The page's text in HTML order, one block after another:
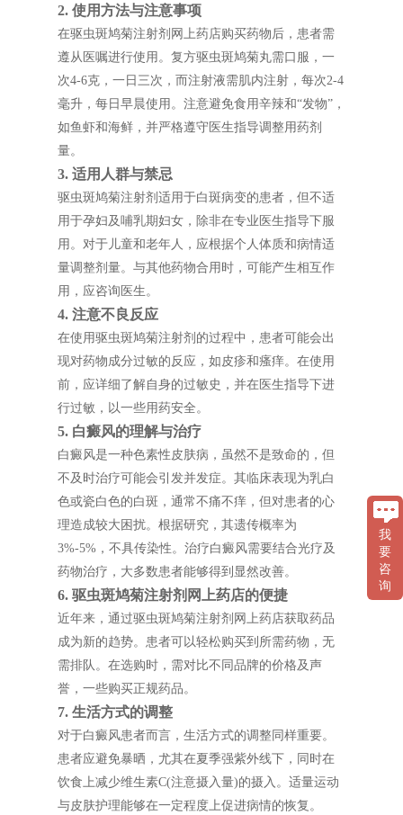
2. 使用方法与注意事项
在驱虫斑鸠菊注射剂网上药店购买药物后，患者需
遵从医嘱进行使用。复方驱虫斑鸠菊丸需口服，一
次4-6克，一日三次，而注射液需肌内注射，每次2-4
毫升，每日早晨使用。注意避免食用辛辣和“发物”，
如鱼虾和海鲜，并严格遵守医生指导调整用药剂
量。
3. 适用人群与禁忌
驱虫斑鸠菊注射剂适用于白斑病变的患者，但不适
用于孕妇及哺乳期妇女，除非在专业医生指导下服
用。对于儿童和老年人，应根据个人体质和病情适
量调整剂量。与其他药物合用时，可能产生相互作
用，应咨询医生。
4. 注意不良反应
在使用驱虫斑鸠菊注射剂的过程中，患者可能会出
现对药物成分过敏的反应，如皮疹和瘙痒。在使用
前，应详细了解自身的过敏史，并在医生指导下进
行过敏，以一些用药安全。
5. 白癜风的理解与治疗
白癜风是一种色素性皮肤病，虽然不是致命的，但
不及时治疗可能会引发并发症。其临床表现为乳白
色或瓷白色的白斑，通常不痛不痒，但对患者的心
理造成较大困扰。根据研究，其遗传概率为
3%-5%，不具传染性。治疗白癜风需要结合光疗及
药物治疗，大多数患者能够得到显然改善。
6. 驱虫斑鸠菊注射剂网上药店的便捷
近年来，通过驱虫斑鸠菊注射剂网上药店获取药品
成为新的趋势。患者可以轻松购买到所需药物，无
需排队。在选购时，需对比不同品牌的价格及声
誉，一些购买正规药品。
7. 生活方式的调整
对于白癜风患者而言，生活方式的调整同样重要。
患者应避免暴晒，尤其在夏季强紫外线下，同时在
饮食上减少维生素C(注意摄入量)的摄入。适量运动
与皮肤护理能够在一定程度上促进病情的恢复。
我
要
咨
询